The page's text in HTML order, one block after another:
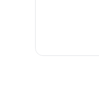
素